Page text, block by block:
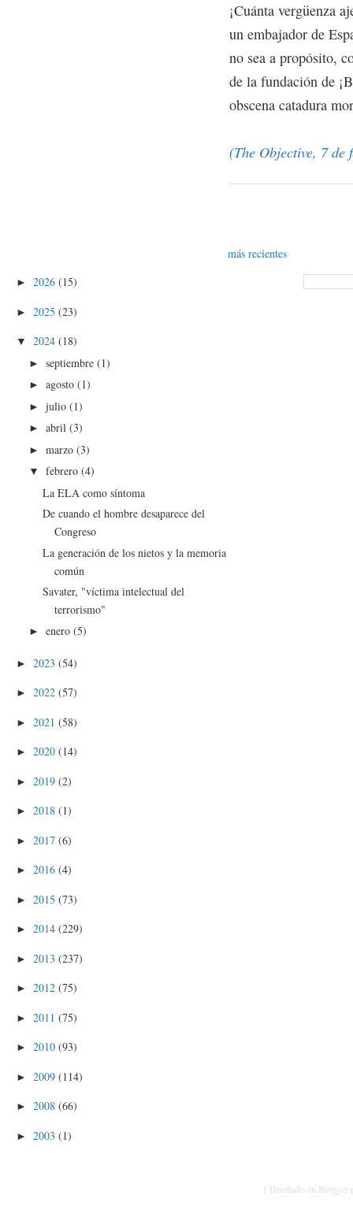
¡Cuánta vergüenza
un embajador de
no sea a propósito,
de la fundación de
obscena catadura
(The Objective, 7 de
más recientes
► 2026 (15)
► 2025 (23)
▼ 2024 (18)
►septiembre(1)
►agosto(1)
►julio(1)
►abril(3)
►marzo(3)
▼febrero(4)
La ELA como síntoma
De cuando el hombre desaparece del
Congreso
La generación de los nietos y la memoria
común
Savater, "víctima intelectual del
terrorismo"
►enero(5)
► 2023 (54)
► 2022 (57)
► 2021 (58)
► 2020 (14)
► 2019 (2)
► 2018 (1)
► 2017 (6)
► 2016 (4)
► 2015 (73)
► 2014 (229)
► 2013 (237)
► 2012 (75)
► 2011 (75)
► 2010 (93)
► 2009 (114)
► 2008 (66)
► 2003 (1)
[ Diseñado en Blogger